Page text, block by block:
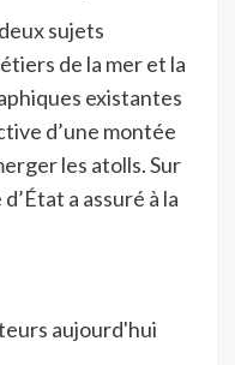
sujets
de la mer et la
existantes
d’une montée
les atolls. Sur
a assuré à la
aujourd'hui